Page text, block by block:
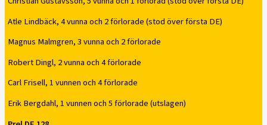
Atle Lindbäck, 4 vunna och 2 förlorade (stod över första DE)
Magnus Malmgren, 3 vunna och 2 förlorade
Robert Dingl, 2 vunna och 4 förlorade
Carl Frisell, 1 vunnen och 4 förlorade
Erik Bergdahl, 1 vunnen och 5 förlorade (utslagen)